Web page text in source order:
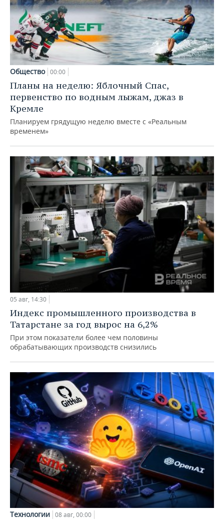
Общество 00:00
Планы на неделю: Яблочный Спас,
первенство по водным лыжам, джаз в
Кремле
Планируем грядущую неделю вместе с «Реальным
временем»
05 авг, 14:30
Индекс промышленного производства в
Татарстане за год вырос на 6,2%
При этом показатели более чем половины
обрабатывающих производств снизились
Технологии 08 авг, 00:00